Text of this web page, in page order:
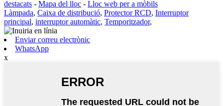
destacats - Mapa del lloc - Lloc web per a mòbils
Làmpada, Caixa de distribució, Protector RCD, Interruptor
principal, interruptor automàtic, Temporitzador,
Enviar correu electrònic
WhatsApp
x